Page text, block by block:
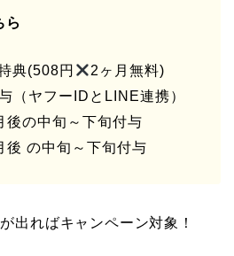
ら
典(508円
2ヶ月無料)
（ヤフーIDとLINE連携）
後の中旬～下旬付与
後 の中旬～下旬付与
出ればキャンペーン対象！